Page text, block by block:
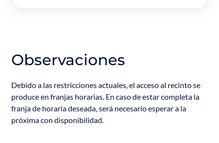
Observaciones
Debido a las restricciones actuales, el acceso al recinto se
produce en franjas horarias. En caso de estar completa la
franja de horaria deseada, será necesario esperar a la
próxima con disponibilidad.